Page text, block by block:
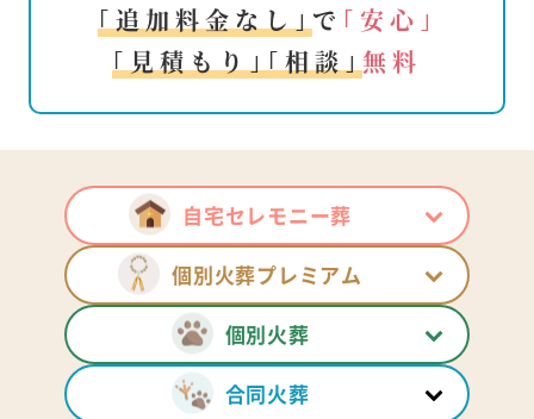
｢追加料金なし｣ で ｢安心｣
｢見積もり｣｢相談｣ 無料
自宅セレモニー葬
個別火葬プレミアム
個別火葬
合同火葬